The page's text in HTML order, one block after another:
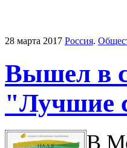
28 марта 2017 Россия.
Вышел в
"Лучшие
В